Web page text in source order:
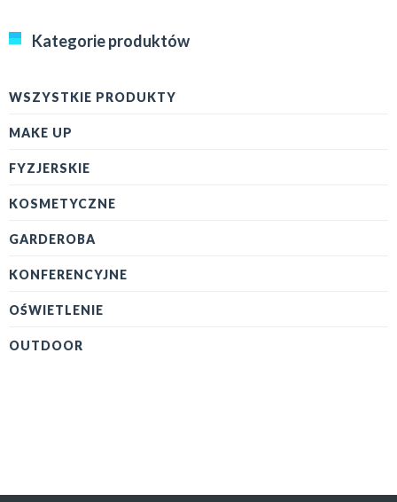
Kategorie produktów
WSZYSTKIE PRODUKTY
MAKE UP
FYZJERSKIE
KOSMETYCZNE
GARDEROBA
KONFERENCYJNE
OŚWIETLENIE
OUTDOOR